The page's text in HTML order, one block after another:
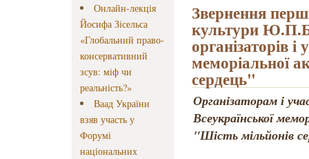
Онлайн-лекція
Йосифа Зісельса
«Глобальний право-
консервативний
зсув: міф чи
реальність?»
Ваад України
взяв участь у
Форумі
національних
Звернення
культури
організаторів
меморіальної
сердець"
Організаторам і
Всеукраїнської
"Шість мільйонів